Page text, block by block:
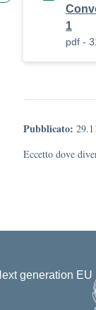
1
pdf -
Pubblicato:
Eccetto dove